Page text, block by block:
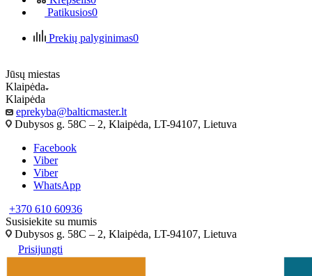
Patikusios0
Prekių palyginimas0
Jūsų miestas
Klaipėda
Klaipėda
eprekyba@balticmaster.lt
Dubysos g. 58C – 2, Klaipėda, LT-94107, Lietuva
Facebook
Viber
Viber
WhatsApp
+370 610 60936
Susisiekite su mumis
Dubysos g. 58C – 2, Klaipėda, LT-94107, Lietuva
Prisijungti